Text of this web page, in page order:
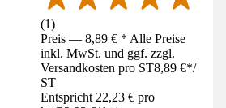
(1)
Preis — 8,89 € * Alle Preise
inkl. MwSt. und ggf. zzgl.
Versandkosten pro ST8,89 €*/
ST
Entspricht 22,23 € pro